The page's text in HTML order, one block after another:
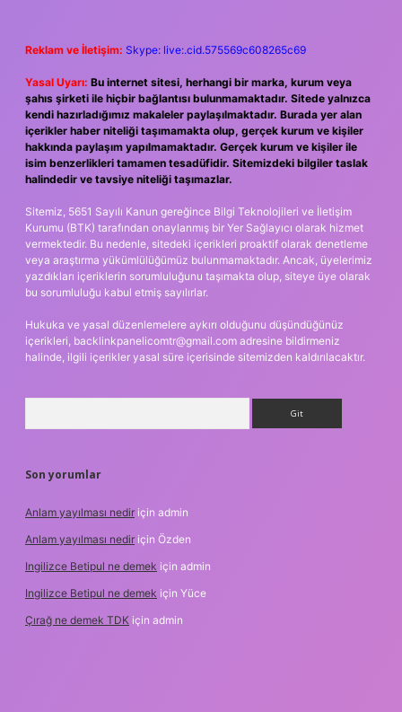
Reklam ve İletişim: Skype: live:.cid.575569c608265c69
Yasal Uyarı: Bu internet sitesi, herhangi bir marka, kurum veya
şahıs şirketi ile hiçbir bağlantısı bulunmamaktadır. Sitede yalnızca
kendi hazırladığımız makaleler paylaşılmaktadır. Burada yer alan
içerikler haber niteliği taşımamakta olup, gerçek kurum ve kişiler
hakkında paylaşım yapılmamaktadır. Gerçek kurum ve kişiler ile
isim benzerlikleri tamamen tesadüfidir. Sitemizdeki bilgiler taslak
halindedir ve tavsiye niteliği taşımazlar.
Sitemiz, 5651 Sayılı Kanun gereğince Bilgi Teknolojileri ve İletişim
Kurumu (BTK) tarafından onaylanmış bir Yer Sağlayıcı olarak hizmet
vermektedir. Bu nedenle, sitedeki içerikleri proaktif olarak denetleme
veya araştırma yükümlülüğümüz bulunmamaktadır. Ancak, üyelerimiz
yazdıkları içeriklerin sorumluluğunu taşımakta olup, siteye üye olarak
bu sorumluluğu kabul etmiş sayılırlar.
Hukuka ve yasal düzenlemelere aykırı olduğunu düşündüğünüz
içerikleri, backlinkpanelicomtr@gmail.com adresine bildirmeniz
halinde, ilgili içerikler yasal süre içerisinde sitemizden kaldırılacaktır.
Son yorumlar
Anlam yayılması nedir için admin
Anlam yayılması nedir için Özden
Ingilizce Betipul ne demek için admin
Ingilizce Betipul ne demek için Yüce
Çırağ ne demek TDK için admin